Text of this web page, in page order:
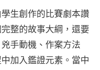
生創作的比賽劇本讚
整的故事大綱，還要
手動機、作案方法
加入鑑證元素。當中